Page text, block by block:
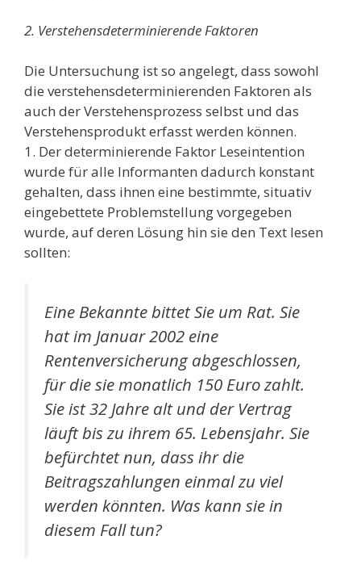
2. Verstehensdeterminierende Faktoren
Die Untersuchung ist so angelegt, dass sowohl
die verstehensdeterminierenden Faktoren als
auch der Verstehensprozess selbst und das
Verstehensprodukt erfasst werden können.
1. Der determinierende Faktor Leseintention
wurde für alle Informanten dadurch konstant
gehalten, dass ihnen eine bestimmte, situativ
eingebettete Problemstellung vorgegeben
wurde, auf deren Lösung hin sie den Text lesen
sollten:
Eine Bekannte bittet Sie um Rat. Sie
hat im Januar 2002 eine
Rentenversicherung abgeschlossen,
für die sie monatlich 150 Euro zahlt.
Sie ist 32 Jahre alt und der Vertrag
läuft bis zu ihrem 65. Lebensjahr. Sie
befürchtet nun, dass ihr die
Beitragszahlungen einmal zu viel
werden könnten. Was kann sie in
diesem Fall tun?